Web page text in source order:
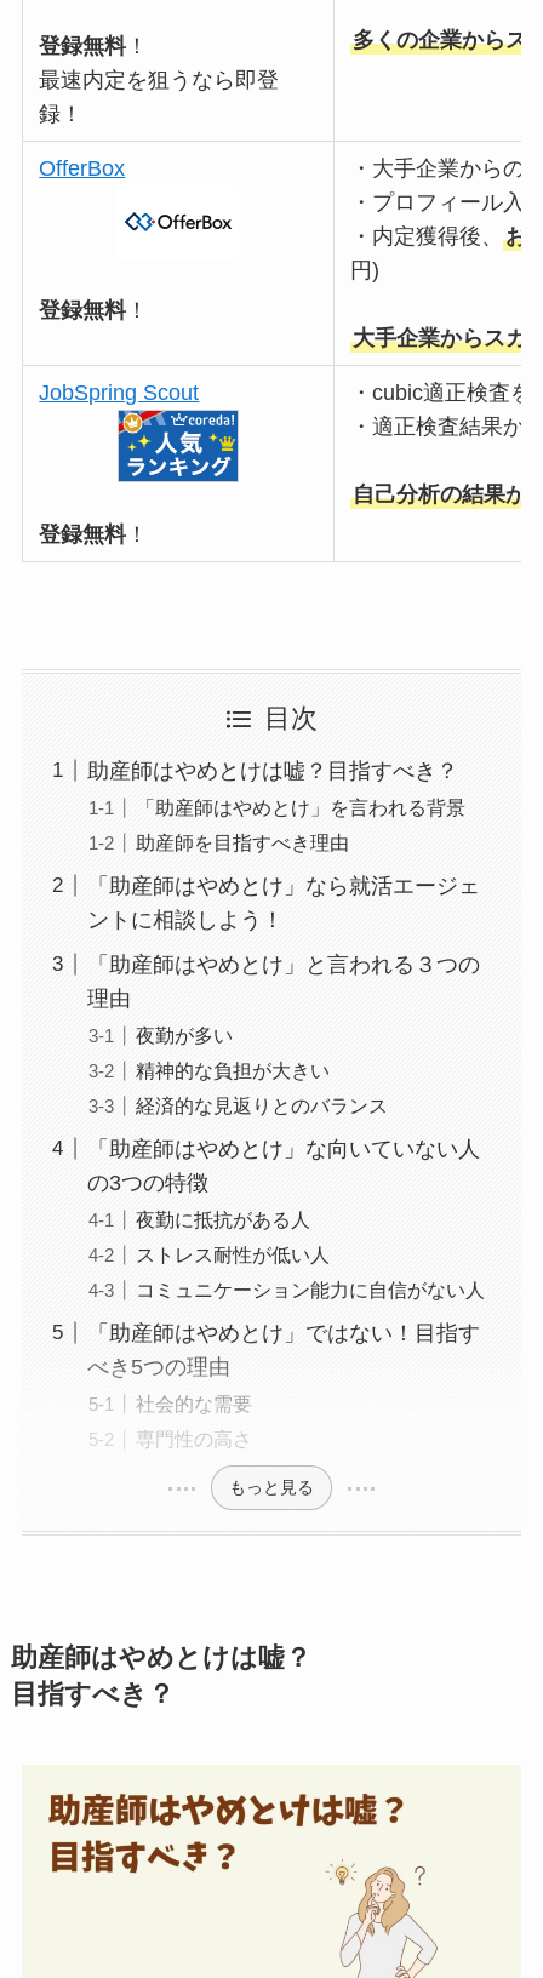
登録無料！
最速内定を狙うなら即登
録！
多くの企業からス
OfferBox
登録無料！
・大手企業からの
・プロフィール入
・内定獲得後、お
円)
大手企業からスカ
JobSpring Scout
登録無料！
・cubic適正検査
・適正検査結果か
自己分析の結果か
目次
助産師はやめとけは嘘？目指すべき？
「助産師はやめとけ」を言われる背景
助産師を目指すべき理由
「助産師はやめとけ」なら就活エージェ
ントに相談しよう！
「助産師はやめとけ」と言われる３つの
理由
夜勤が多い
精神的な負担が大きい
経済的な見返りとのバランス
「助産師はやめとけ」な向いていない人
の3つの特徴
夜勤に抵抗がある人
ストレス耐性が低い人
コミュニケーション能力に自信がない人
「助産師はやめとけ」ではない！目指す
べき5つの理由
社会的な需要
専門性の高さ
もっと見る
助産師はやめとけは嘘？
目指すべき？